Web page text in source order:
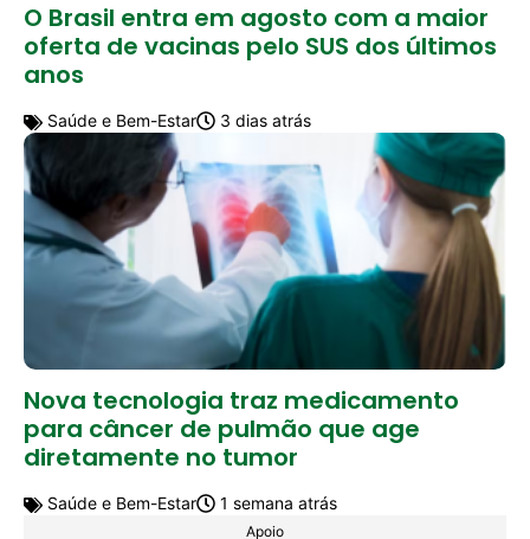
O Brasil entra em agosto com a maior
oferta de vacinas pelo SUS dos últimos
anos
Saúde e Bem-Estar 3 dias atrás
Nova tecnologia traz medicamento
para câncer de pulmão que age
diretamente no tumor
Saúde e Bem-Estar 1 semana atrás
Apoio